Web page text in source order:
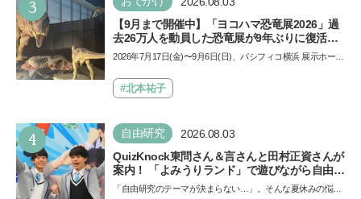
3
【9月まで開催中】「ヨコハマ恐竜展2026」過
去26万人を動員した恐竜展が9年ぶりに復活！
夏休みのおでかけで楽しむポイントを完全ガイ
2026年7月17日(金)〜9月6日(日)、パシフィコ横浜 展示ホール
催…
#北本祐子
4 自由研究 2026.08.03
QuizKnock東問さん＆言さんと田村正資さんが
案内！ 「よみうりランド」で遊びながら自由研
究が進む期間限定イベントが開催
「自由研究のテーマが決まらない…」。そんな夏休みの悩み